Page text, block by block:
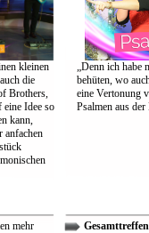
kleinen
die
Brothers,
eine Idee so
kann,
anfachen
„Denn ich habe
behüten, wo
eine Vertonung
Psalmen aus
mehr